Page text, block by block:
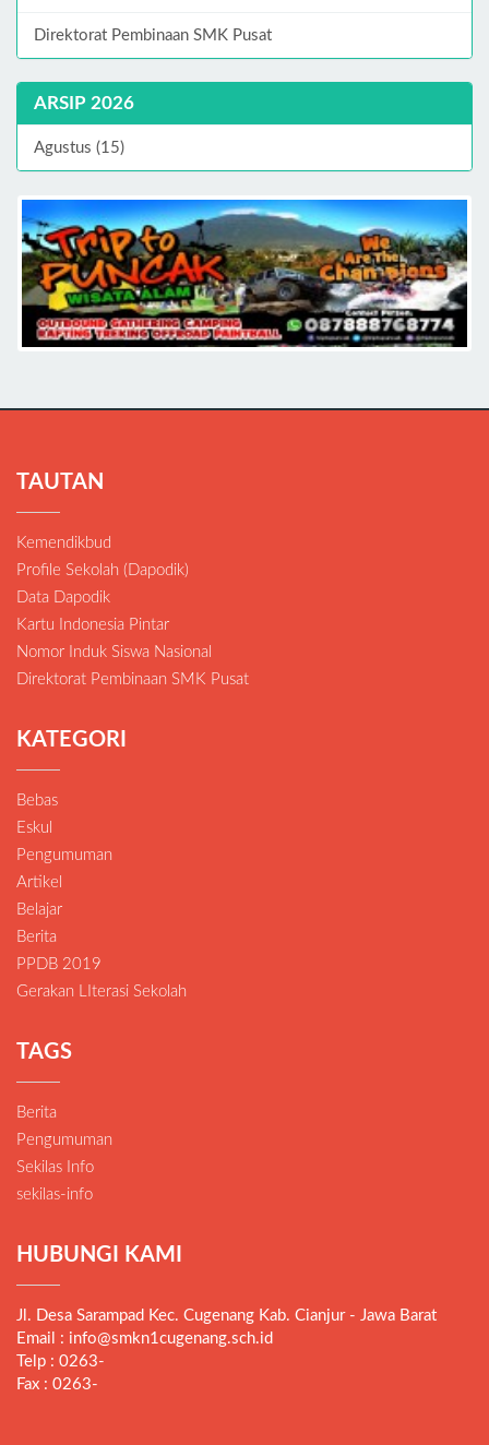
Direktorat Pembinaan SMK Pusat
ARSIP 2026
Agustus (15)
TAUTAN
Kemendikbud
Profile Sekolah (Dapodik)
Data Dapodik
Kartu Indonesia Pintar
Nomor Induk Siswa Nasional
Direktorat Pembinaan SMK Pusat
KATEGORI
Bebas
Eskul
Pengumuman
Artikel
Belajar
Berita
PPDB 2019
Gerakan LIterasi Sekolah
TAGS
Berita
Pengumuman
Sekilas Info
sekilas-info
HUBUNGI KAMI
Jl. Desa Sarampad Kec. Cugenang Kab. Cianjur - Jawa Barat
Email : info@smkn1cugenang.sch.id
Telp : 0263-
Fax : 0263-